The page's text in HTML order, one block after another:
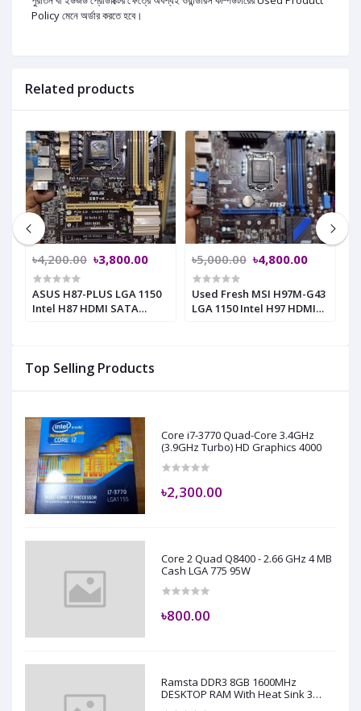
Top Selling Products
Core i7-3770 Quad-Core 3.4GHz
(3.9GHz Turbo) HD Graphics 4000
৳2,300.00
Core 2 Quad Q8400 - 2.66 GHz 4 MB
Cash LGA 775 95W
৳800.00
Ramsta DDR3 8GB 1600MHz
DESKTOP RAM With Heat Sink 3
Policy মেনে অর্ডার করতে হবে।
Related products
৳4,200.00 ৳3,800.00
ASUS H87-PLUS LGA 1150
Intel H87 HDMI SATA
৳5,000.00 ৳4,800.00
Used Fresh MSI H97M-G43
LGA 1150 Intel H97 HDMI